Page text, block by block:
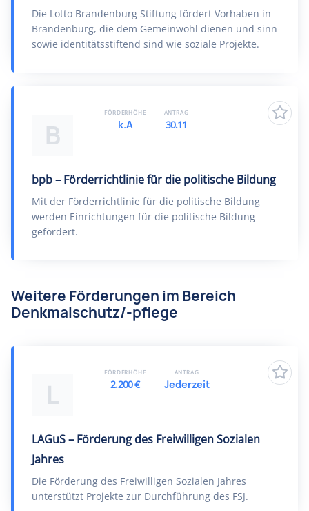
Die Lotto Brandenburg Stiftung fördert Vorhaben in
Brandenburg, die dem Gemeinwohl dienen und sinn-
sowie identitätsstiftend sind wie soziale Projekte.
B
bpb – Förderrichtlinie für die politische Bildung
Mit der Förderrichtlinie für die politische Bildung
werden Einrichtungen für die politische Bildung
gefördert.
FÖRDERHÖHE
k.A
ANTRAG
30.11
Weitere Förderungen im Bereich
Denkmalschutz/-pflege
L
LAGuS – Förderung des Freiwilligen Sozialen
Jahres
Die Förderung des Freiwilligen Sozialen Jahres
unterstützt Projekte zur Durchführung des FSJ.
FÖRDERHÖHE
2.200 €
ANTRAG
Jederzeit